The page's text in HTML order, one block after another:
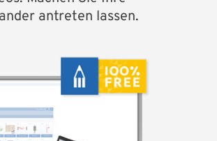
antreten lassen.